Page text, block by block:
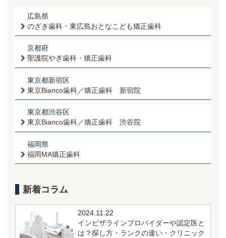
広島県
のざき歯科・東広島おとなこども矯正歯科
京都府
聖護院やぎ歯科・矯正歯科
東京都新宿区
東京Bianco歯科／矯正歯科 新宿院
東京都渋谷区
東京Bianco歯科／矯正歯科 渋谷院
福岡県
福岡MA矯正歯科
新着コラム
2024.11.22
インビザラインプロバイダーや認定医と
は？探し方・ランクの違い・クリニック